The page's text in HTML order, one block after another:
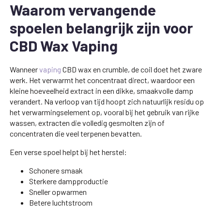
Waarom vervangende
spoelen belangrijk zijn voor
CBD Wax Vaping
Wanneervaping CBD wax en crumble, de coil doet het zware
werk. Het verwarmt het concentraat direct, waardoor een
kleine hoeveelheid extract in een dikke, smaakvolle damp
verandert. Na verloop van tijd hoopt zich natuurlijk residu op
het verwarmingselement op, vooral bij het gebruik van rijke
wassen, extracten die volledig gesmolten zijn of
concentraten die veel terpenen bevatten.
Een verse spoel helpt bij het herstel:
Schonere smaak
Sterkere dampproductie
Sneller opwarmen
Betere luchtstroom